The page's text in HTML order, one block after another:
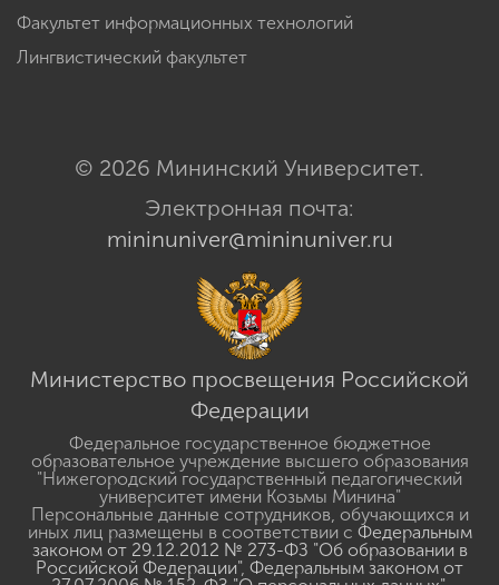
Факультет информационных технологий
Лингвистический факультет
© 2026 Мининский Университет.
Электронная почта:
mininuniver@mininuniver.ru
Министерство просвещения Российской
Федерации
Федеральное государственное бюджетное
образовательное учреждение высшего образования
"Нижегородский государственный педагогический
университет имени Козьмы Минина"
Персональные данные сотрудников, обучающихся и
иных лиц размещены в соответствии с Федеральным
законом от 29.12.2012 № 273-ФЗ "Об образовании в
Российской Федерации", Федеральным законом от